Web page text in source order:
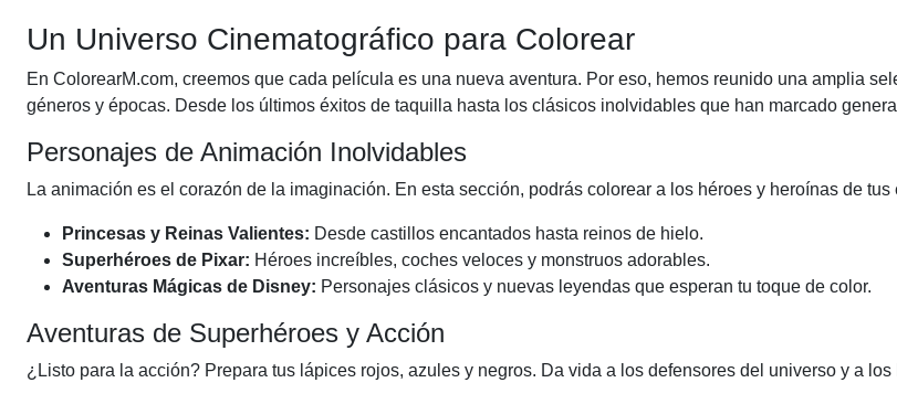
Un Universo Cinematográfico para Colorear
En ColorearM.com, creemos que cada película es una nueva aventura. Por eso, hemos reunido una amplia
géneros y épocas. Desde los últimos éxitos de taquilla hasta los clásicos inolvidables que han marcado
Personajes de Animación Inolvidables
La animación es el corazón de la imaginación. En esta sección, podrás colorear a los héroes y heroínas de tus
Princesas y Reinas Valientes: Desde castillos encantados hasta reinos de hielo.
Superhéroes de Pixar: Héroes increíbles, coches veloces y monstruos adorables.
Aventuras Mágicas de Disney: Personajes clásicos y nuevas leyendas que esperan tu toque de color.
Aventuras de Superhéroes y Acción
¿Listo para la acción? Prepara tus lápices rojos, azules y negros. Da vida a los defensores del universo y a